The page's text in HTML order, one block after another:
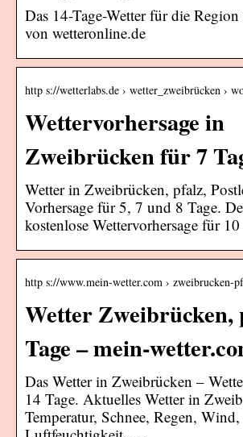
Das 14-Tage-Wetter für die
von wetteronline.de
http s://wetterlabs.de › wetter_zweibrücken ›
Wettervorhersage in
Zweibrücken für 7
Wetter in Zweibrücken, pfalz,
Vorhersage für 5, 7 und 8 Tage.
kostenlose Wettervorhersage für
http s://www.mein-wetter.com › zweibrucken-
Wetter Zweibrücken,
Tage – mein-
Das Wetter in Zweibrücken –
14 Tage. Aktuelles Wetter in
Temperatur, Schnee, Regen, Wind,